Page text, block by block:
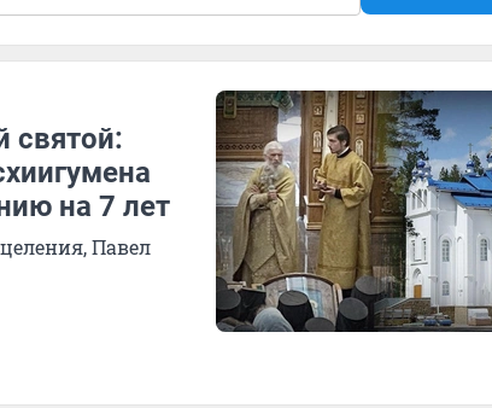
святой:
на 7 лет
Павел